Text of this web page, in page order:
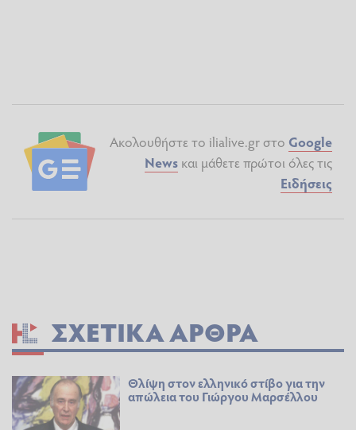
Ακολουθήστε το ilialive.gr στο Google
News και μάθετε πρώτοι όλες τις
Ειδήσεις
ΣΧΕΤΙΚΆ ΆΡΘΡΑ
Θλίψη στον ελληνικό στίβο για την
απώλεια του Γιώργου Μαρσέλλου